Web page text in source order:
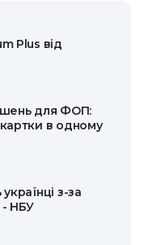
Plus від
для ФОП:
в одному
з-за
- НБУ